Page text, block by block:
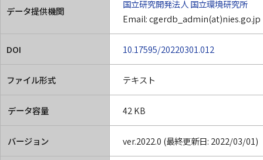
データ提供機関
国立研究開発法人 国立環境研究所
Email: cgerdb_admin(at)nies.go.jp
DOI 10.17595/20220301.012
ファイル形式 テキスト
データ容量 42 KB
バージョン ver.2022.0 (最終更新日: 2022/03/01)